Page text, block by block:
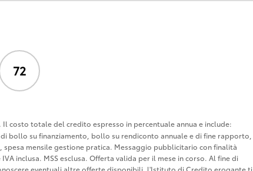
72
. Il costo totale del credito espresso in percentuale annua e include:
bollo su finanziamento, bollo su rendiconto annuale e di fine rapporto,
mensile gestione pratica. Messaggio pubblicitario con finalità
inclusa. MSS esclusa. Offerta valida per il mese in corso. Al fine di